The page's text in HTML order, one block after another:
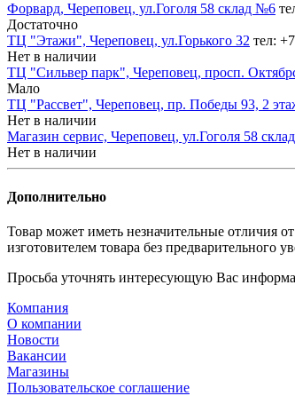
Форвард, Череповец, ул.Гоголя 58 склад №6
Достаточно
ТЦ "Этажи", Череповец, ул.Горького 32 тел:
Нет в наличии
ТЦ "Сильвер парк", Череповец, просп.
Мало
ТЦ "Рассвет", Череповец, пр. Победы 93, 2
Нет в наличии
Магазин сервис, Череповец, ул.Гоголя 58
Нет в наличии
Дополнительно
Товар может иметь незначительные отличия
изготовителем товара без предварительного
Просьба уточнять интересующую Вас
Компания
О компании
Новости
Вакансии
Магазины
Пользовательское соглашение